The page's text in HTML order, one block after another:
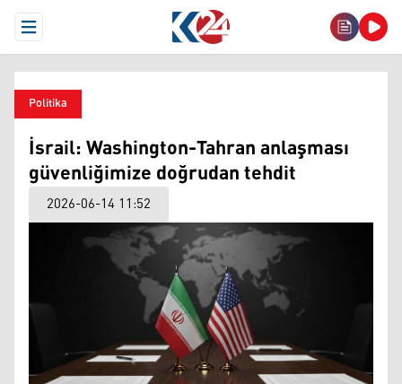
Open Menu
Politika
İsrail: Washington-Tahran anlaşması
güvenliğimize doğrudan tehdit
2026-06-14 11:52